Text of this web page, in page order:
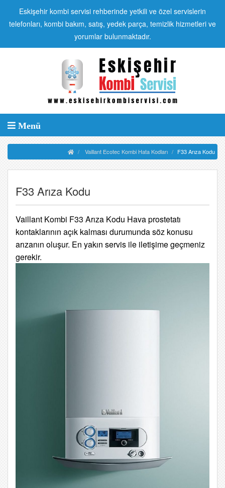
Eskişehir kombi servisi rehberinde yetkili ve özel servislerin
telefonları, kombi bakım, satış, yedek parça, temizlik hizmetleri ve
yorumlar bulunmaktadır.
Menü
Vaillant Ecotec Kombi Hata Kodları F33 Arıza Kodu
F33 Arıza Kodu
Vaillant Kombi F33 Arıza Kodu Hava prostetatı
kontaklarının açık kalması durumunda söz konusu
arızanın oluşur. En yakın servis ile iletişime geçmeniz
gerekir.